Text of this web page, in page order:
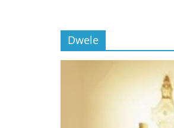
Dwele